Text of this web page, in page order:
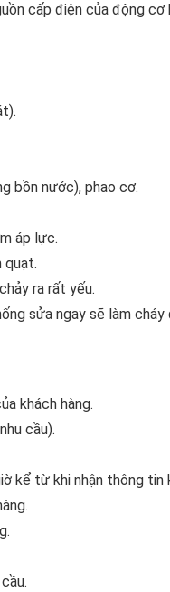
cấp điện của động
bồn nước), phao cơ.
áp lực.
quạt.
ra rất yếu.
sửa ngay sẽ làm
khách hàng.
cầu).
kể từ khi nhận thông tin